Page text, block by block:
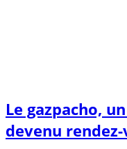
Le gazpacho,
devenu